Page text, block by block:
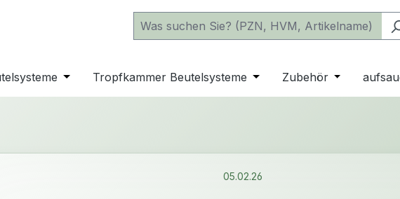
das Dropdown der Kategorie Katheter
Öffne oder Schließe das Dropdown der Kategorie einfache
Tropfkammer Beutelsysteme Öffne oder Schließe das
Zubehör Öffne oder
05.02.26